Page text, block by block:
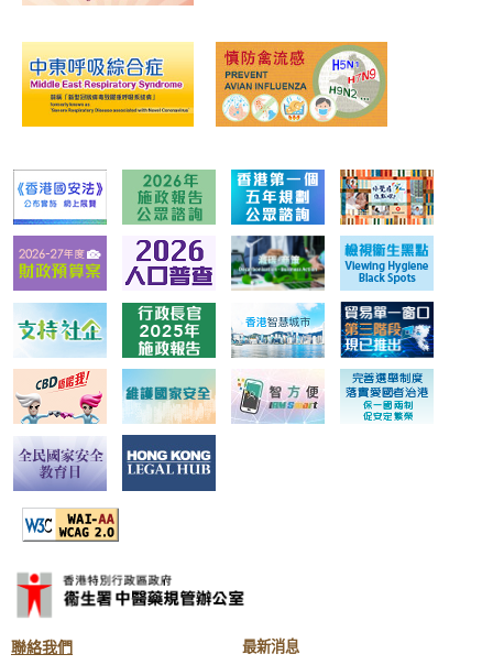
聯絡我們
最新消息